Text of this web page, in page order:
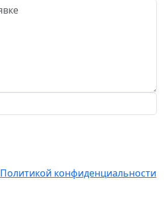
Политикой конфиденциальности